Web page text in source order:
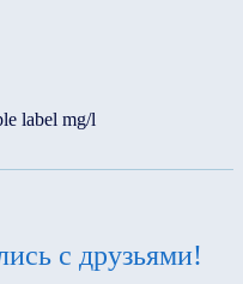
label mg/l
с друзьями!